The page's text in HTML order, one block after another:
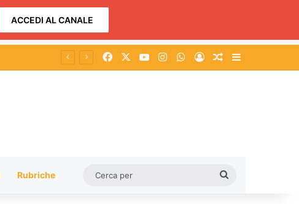
ACCEDI AL CANALE
Facebook You TubeInstagramWhatsApp
AccediUn articolo a
Rubriche